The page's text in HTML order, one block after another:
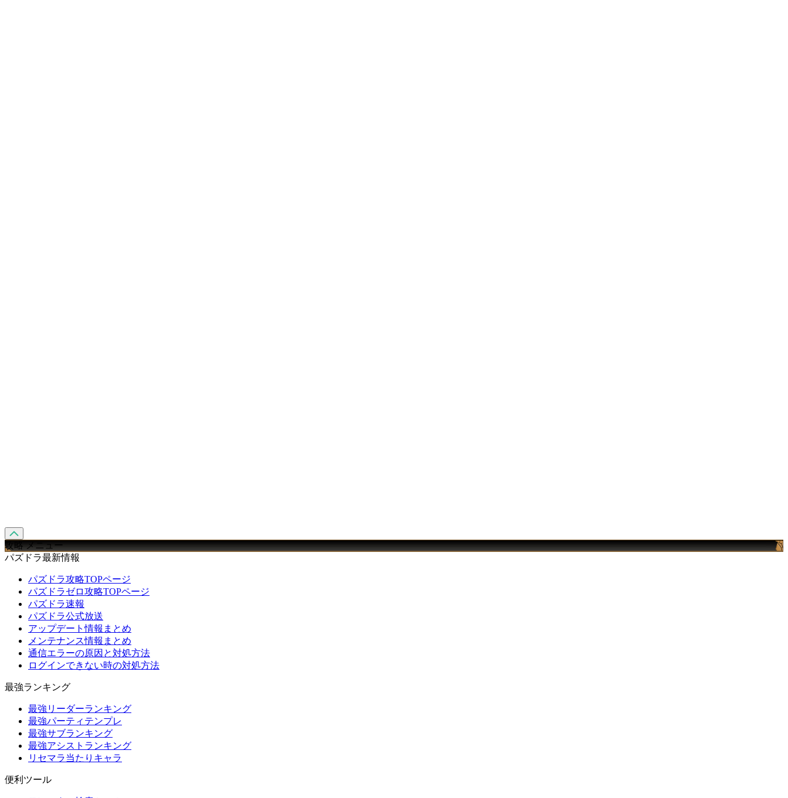
攻略 メニュー
パズドラ最新情報
パズドラ攻略TOPページ
パズドラゼロ攻略TOPページ
パズドラ速報
パズドラ公式放送
アップデート情報まとめ
メンテナンス情報まとめ
通信エラーの原因と対処方法
ログインできない時の対処方法
最強ランキング
最強リーダーランキング
最強パーティテンプレ
最強サブランキング
最強アシストランキング
リセマラ当たりキャラ
便利ツール